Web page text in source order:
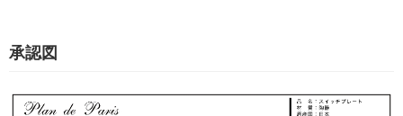
承認図